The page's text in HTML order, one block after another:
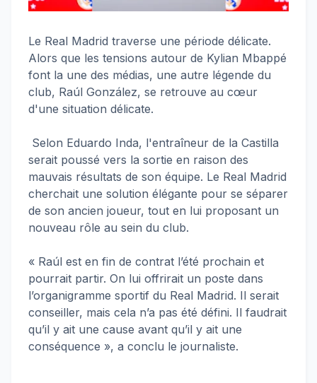
Le Real Madrid traverse une période délicate.
Alors que les tensions autour de Kylian Mbappé
font la une des médias, une autre légende du
club, Raúl González, se retrouve au cœur
d'une situation délicate.
Selon Eduardo Inda, l'entraîneur de la Castilla
serait poussé vers la sortie en raison des
mauvais résultats de son équipe. Le Real Madrid
cherchait une solution élégante pour se séparer
de son ancien joueur, tout en lui proposant un
nouveau rôle au sein du club.
« Raúl est en fin de contrat l’été prochain et
pourrait partir. On lui offrirait un poste dans
l’organigramme sportif du Real Madrid. Il serait
conseiller, mais cela n’a pas été défini. Il faudrait
qu’il y ait une cause avant qu’il y ait une
conséquence », a conclu le journaliste.